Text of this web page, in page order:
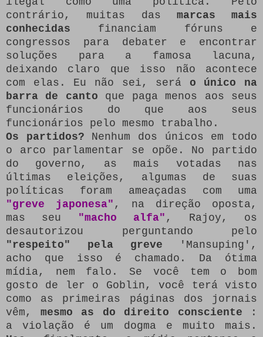
contrário, muitas das marcas mais
conhecidas financiam fóruns e
congressos para debater e encontrar
soluções para a famosa lacuna,
deixando claro que isso não acontece
com elas.
Eu não sei, será o único na
barra de canto que paga menos aos seus
funcionários do que aos seus
funcionários pelo mesmo trabalho.
Os partidos?
Nenhum dos únicos em todo
o arco parlamentar se opõe.
No partido
do governo, as mais votadas nas
últimas eleições, algumas de suas
políticas foram ameaçadas com uma
"greve japonesa" , na direção oposta,
mas seu
"macho alfa" , Rajoy, os
desautorizou perguntando pelo
"respeito" pela greve
'Mansuping',
acho que isso é chamado.
Da ótima
mídia, nem falo.
Se você tem o bom
gosto de ler o Goblin, você terá visto
como as primeiras páginas dos jornais
vêm, mesmo as do direito consciente :
a violação é um dogma e muito mais.